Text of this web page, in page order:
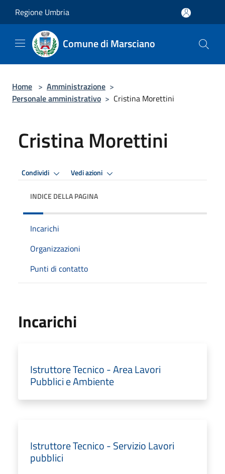
Regione Umbria
Comune di Marsciano
Home > Amministrazione >
Personale amministrativo > Cristina Morettini
Cristina Morettini
Condividi Vedi azioni
INDICE DELLA PAGINA
Incarichi
Organizzazioni
Punti di contatto
Incarichi
Istruttore Tecnico - Area Lavori
Pubblici e Ambiente
Istruttore Tecnico - Servizio Lavori
pubblici